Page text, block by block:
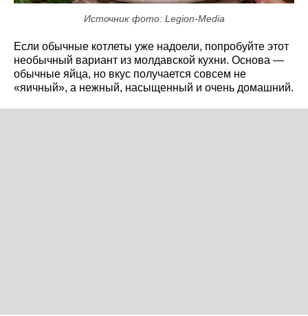
Источник фото: Legion-Media
Если обычные котлеты уже надоели, попробуйте этот
необычный вариант из молдавской кухни. Основа —
обычные яйца, но вкус получается совсем не
«яичный», а нежный, насыщенный и очень домашний.